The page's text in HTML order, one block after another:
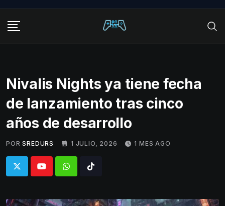
content
Nivalis Nights ya tiene fecha
de lanzamiento tras cinco
años de desarrollo
POR SREDURS 1 JULIO, 2026 1 MES AGO
WhatsappTiktok